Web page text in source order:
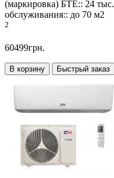
(маркировка) БТЕ:: 24 тыс.
обслуживания:: до 70 м2
2
60499грн.
В корзину Быстрый заказ